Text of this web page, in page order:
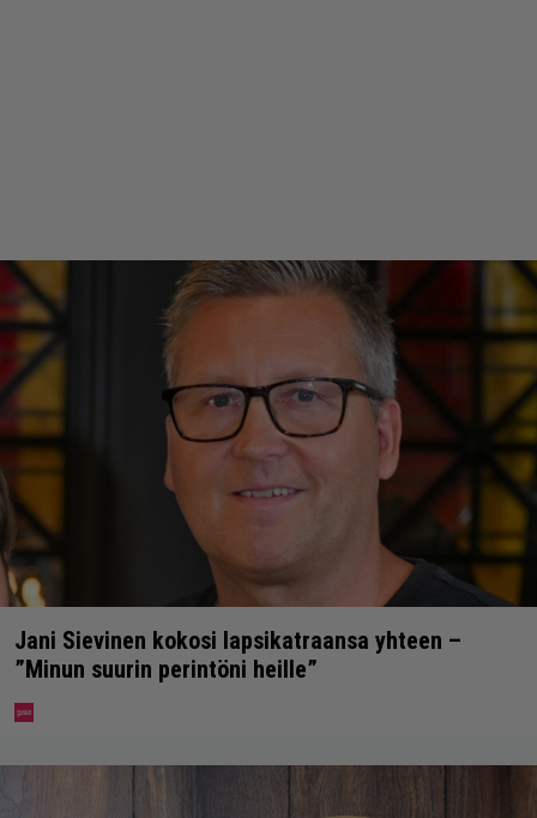
Jani Sievinen kokosi lapsikatraansa yhteen –
”Minun suurin perintöni heille”